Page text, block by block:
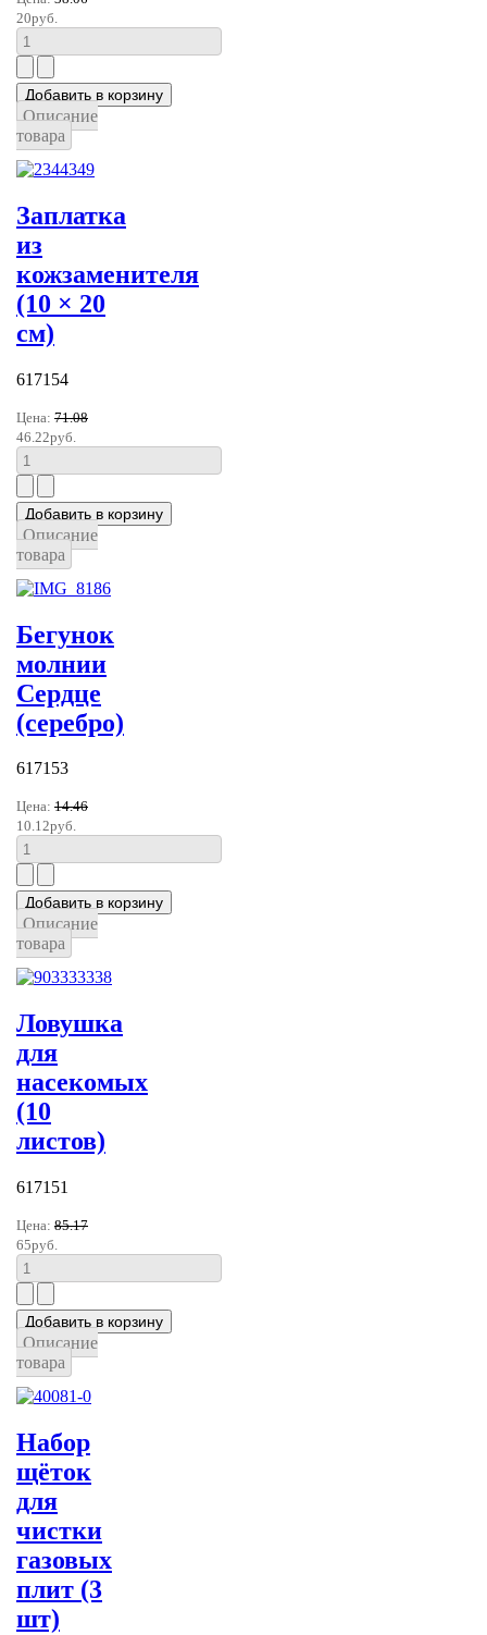
20руб.
Описание
товара
Заплатка
из
кожзаменителя
(10 × 20
см)
617154
Цена: 71.08
46.22руб.
Описание
товара
Бегунок
молнии
Сердце
(серебро)
617153
Цена: 14.46
10.12руб.
Описание
товара
Ловушка
для
насекомых
(10
листов)
617151
Цена: 85.17
65руб.
Описание
товара
Набор
щёток
для
чистки
газовых
плит (3
шт)